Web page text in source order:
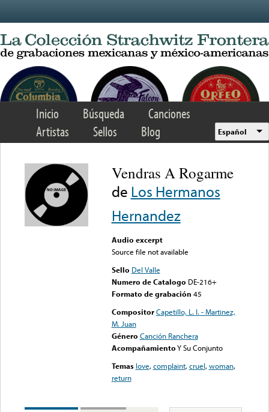
Inicio Búsqueda
Canciones
Artistas
Sellos Blog Español
Vendras A Rogarme
de Los Hermanos
Hernandez
Audio excerpt
Source file not available
Sello Del Valle
Numero de Catalogo DE-216+
Formato de grabación 45
Compositor Capetillo, L. I. - Martinez,
M. Juan
Género Canción Ranchera
AcompañamientoY Su Conjunto
Temas love,complaint,cruel,woman,
return